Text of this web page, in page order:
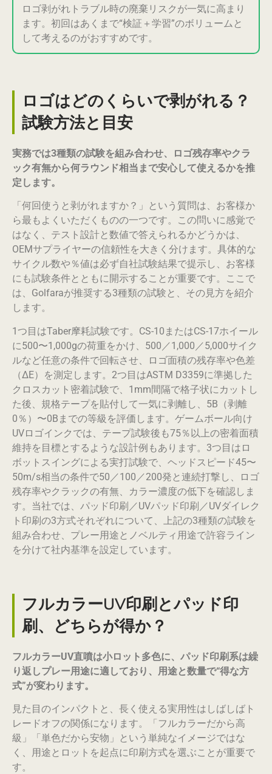
ロゴ剥がれトラブル時の廃棄リスクが一気に高まり
ます。初回はあくまで“検証＋学習”のボリュームと
して考えるのがおすすめです。
ロゴはどのくらいで剥がれる？
試験方法と目安
実務では3種類の試験を組み合わせ、ロゴ残存率やクラ
ック有無から何ラウンド相当まで安心して使えるかを推
定します。
「何回使うと剥がれますか？」という質問は、お客様か
ら最もよくいただくものの一つです。この問いに感覚で
はなく、テスト設計と数値で答えられるかどうかは、
OEMサプライヤーの信頼性を大きく分けます。具体的な
サイクル数や％値は必ず自社試験結果で提示し、お客様
にも試験条件とともに開示することが重要です。ここで
は、Golfaraが推奨する3種類の試験と、その見方を紹介
します。
1つ目はTaber摩耗試験です。CS-10またはCS-17ホイール
に500〜1,000gの荷重をかけ、500／1,000／5,000サイク
ルなど任意の条件で回転させ、ロゴ面積の残存率や色差
（ΔE）を測定します。2つ目はASTM D3359に準拠した
クロスカット密着試験で、1mm間隔で格子状にカットし
た後、規格テープを貼付して一気に剥離し、5B（剥離
0％）〜0Bまでの等級を評価します。ゲームボール向け
UVロゴインクでは、テープ試験後も75％以上の密着面積
維持を目標とするような設計例もあります。3つ目はロ
ボットスイングによる実打試験で、ヘッドスピード45〜
50m/s相当の条件で50／100／200発と連続打撃し、ロゴ
残存率やクラックの有無、カラー濃度の低下を確認しま
す。当社では、パッド印刷／UVパッド印刷／UVダイレク
ト印刷の3方式それぞれについて、上記の3種類の試験を
組み合わせ、プレー用途とノベルティ用途で許容ライン
を分けて社内基準を設定しています。
フルカラーUV印刷とパッド印
刷、どちらが得か？
フルカラーUV直噴は小ロット多色に、パッド印刷系は繰
り返しプレー用途に適しており、用途と数量で“得な方
式”が変わります。
見た目のインパクトと、長く使える実用性はしばしばト
レードオフの関係になります。「フルカラーだから高
級」「単色だから安物」という単純なイメージではな
く、用途とロットを起点に印刷方式を選ぶことが重要で
す。